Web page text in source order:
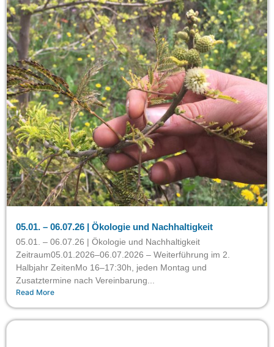
05.01. – 06.07.26 | Ökologie und Nachhaltigkeit
05.01. – 06.07.26 | Ökologie und Nachhaltigkeit
Zeitraum05.01.2026–06.07.2026 – Weiterführung im 2.
Halbjahr ZeitenMo 16–17:30h, jeden Montag und
Zusatztermine nach Vereinbarung...
Read More